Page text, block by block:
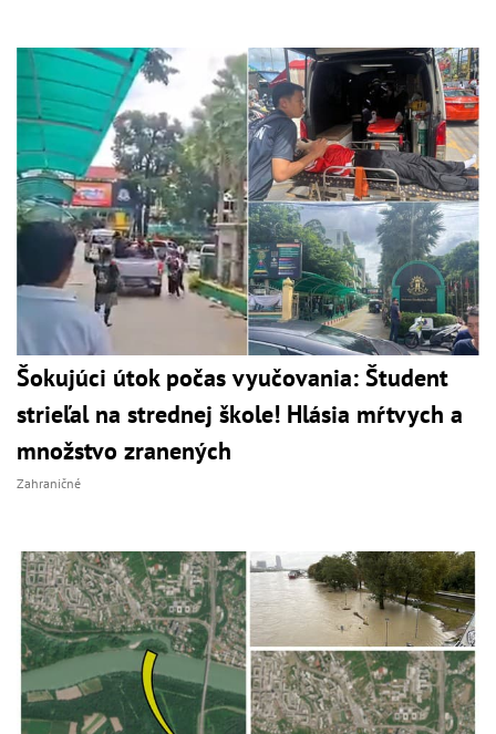
Šokujúci útok počas vyučovania: Študent
strieľal na strednej škole! Hlásia mŕtvych a
množstvo zranených
Zahraničné